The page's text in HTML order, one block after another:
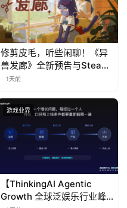
修剪皮毛，听些闲聊！《异
兽发廊》全新预告与Steam
免费试玩公开
1天前
游戏业界
【ThinkingAI Agentic
Growth 全球泛娱乐行业峰